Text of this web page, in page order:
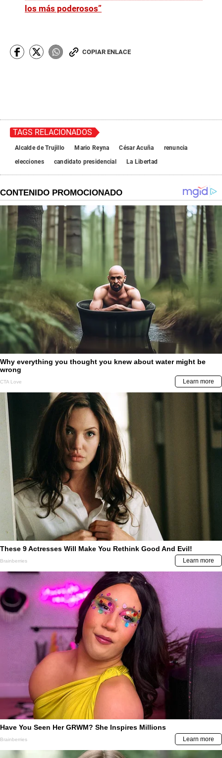
los más poderosos”
COPIAR ENLACE
TAGS RELACIONADOS
Alcalde de Trujillo Mario Reyna César Acuña
renuncia
elecciones
candidato presidencial La Libertad